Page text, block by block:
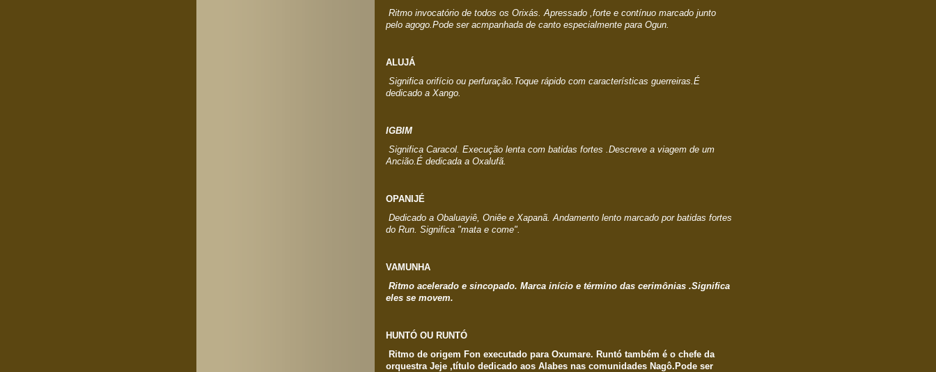
Ritmo invocatório de todos os Orixás. Apressado ,forte e contínuo marcado junto
pelo agogo.Pode ser acmpanhada de canto especialmente para Ogun.
ALUJÁ
Significa orifício ou perfuração.Toque rápido com características guerreiras.É
dedicado a Xango.
IGBIM
Significa Caracol. Execução lenta com batidas fortes .Descreve a viagem de um
Ancião.É dedicada a Oxalufã.
OPANIJÉ
Dedicado a Obaluayiê, Oniêe e Xapanã. Andamento lento marcado por batidas fortes
do Run. Significa "mata e come".
VAMUNHA
Ritmo acelerado e sincopado. Marca início e término das cerimônias .Significa
eles se movem.
HUNTÓ OU RUNTÓ
Ritmo de origem Fon executado para Oxumare. Runtó também é o chefe da
orquestra Jeje ,título dedicado aos Alabes nas comunidades Nagô.Pode ser